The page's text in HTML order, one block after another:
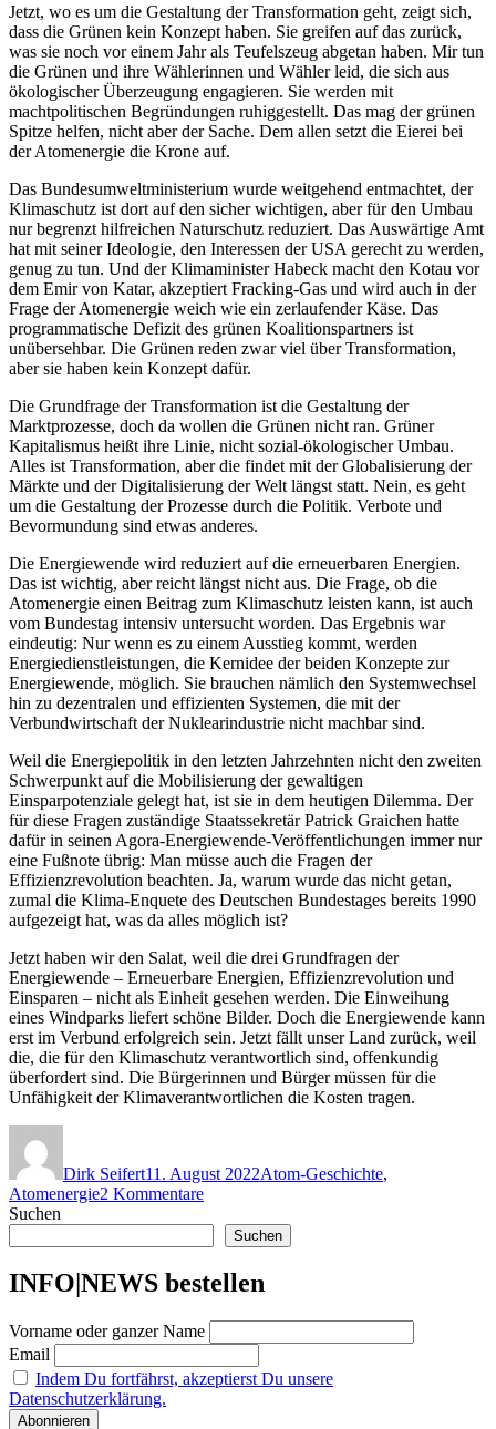
Jetzt, wo es um die Gestaltung der Transformation geht, zeigt sich,
dass die Grünen kein Konzept haben. Sie greifen auf das zurück,
was sie noch vor einem Jahr als Teufelszeug abgetan haben. Mir tun
die Grünen und ihre Wählerinnen und Wähler leid, die sich aus
ökologischer Überzeugung engagieren. Sie werden mit
machtpolitischen Begründungen ruhiggestellt. Das mag der grünen
Spitze helfen, nicht aber der Sache. Dem allen setzt die Eierei bei
der Atomenergie die Krone auf.
Das Bundesumweltministerium wurde weitgehend entmachtet, der
Klimaschutz ist dort auf den sicher wichtigen, aber für den Umbau
nur begrenzt hilfreichen Naturschutz reduziert. Das Auswärtige Amt
hat mit seiner Ideologie, den Interessen der USA gerecht zu werden,
genug zu tun. Und der Klimaminister Habeck macht den Kotau vor
dem Emir von Katar, akzeptiert Fracking-Gas und wird auch in der
Frage der Atomenergie weich wie ein zerlaufender Käse. Das
programmatische Defizit des grünen Koalitionspartners ist
unübersehbar. Die Grünen reden zwar viel über Transformation,
aber sie haben kein Konzept dafür.
Die Grundfrage der Transformation ist die Gestaltung der
Marktprozesse, doch da wollen die Grünen nicht ran. Grüner
Kapitalismus heißt ihre Linie, nicht sozial-ökologischer Umbau.
Alles ist Transformation, aber die findet mit der Globalisierung der
Märkte und der Digitalisierung der Welt längst statt. Nein, es geht
um die Gestaltung der Prozesse durch die Politik. Verbote und
Bevormundung sind etwas anderes.
Die Energiewende wird reduziert auf die erneuerbaren Energien.
Das ist wichtig, aber reicht längst nicht aus. Die Frage, ob die
Atomenergie einen Beitrag zum Klimaschutz leisten kann, ist auch
vom Bundestag intensiv untersucht worden. Das Ergebnis war
eindeutig: Nur wenn es zu einem Ausstieg kommt, werden
Energiedienstleistungen, die Kernidee der beiden Konzepte zur
Energiewende, möglich. Sie brauchen nämlich den Systemwechsel
hin zu dezentralen und effizienten Systemen, die mit der
Verbundwirtschaft der Nuklearindustrie nicht machbar sind.
Weil die Energiepolitik in den letzten Jahrzehnten nicht den zweiten
Schwerpunkt auf die Mobilisierung der gewaltigen
Einsparpotenziale gelegt hat, ist sie in dem heutigen Dilemma. Der
für diese Fragen zuständige Staatssekretär Patrick Graichen hatte
dafür in seinen Agora-Energiewende-Veröffentlichungen immer nur
eine Fußnote übrig: Man müsse auch die Fragen der
Effizienzrevolution beachten. Ja, warum wurde das nicht getan,
zumal die Klima-Enquete des Deutschen Bundestages bereits 1990
aufgezeigt hat, was da alles möglich ist?
Jetzt haben wir den Salat, weil die drei Grundfragen der
Energiewende – Erneuerbare Energien, Effizienzrevolution und
Einsparen – nicht als Einheit gesehen werden. Die Einweihung
eines Windparks liefert schöne Bilder. Doch die Energiewende kann
erst im Verbund erfolgreich sein. Jetzt fällt unser Land zurück, weil
die, die für den Klimaschutz verantwortlich sind, offenkundig
überfordert sind. Die Bürgerinnen und Bürger müssen für die
Unfähigkeit der Klimaverantwortlichen die Kosten tragen.
Dirk Seifert11. August 2022Atom-Geschichte,
Atomenergie2 Kommentarezu
Atomare
Laufzeitverlängerung
ist
gefährlich
unnötig
Suchen
Suchen
INFO|NEWS bestellen
Vorname oder ganzer Name
Email
Indem Du fortfährst, akzeptierst Du unsere
Datenschutzerklärung.